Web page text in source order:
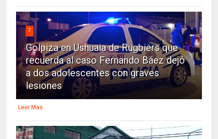
7
Golpiza en Ushuaia de Rugbiers que
recuerda al caso Fernando Báez dejó
a dos adolescentes con graves
lesiones
Leer Mas